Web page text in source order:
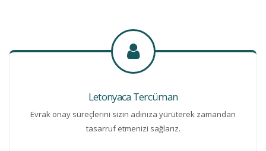
Letonyaca Tercüman
Evrak onay süreçlerini sizin adınıza yürüterek zamandan
tasarruf etmenizi sağlarız.